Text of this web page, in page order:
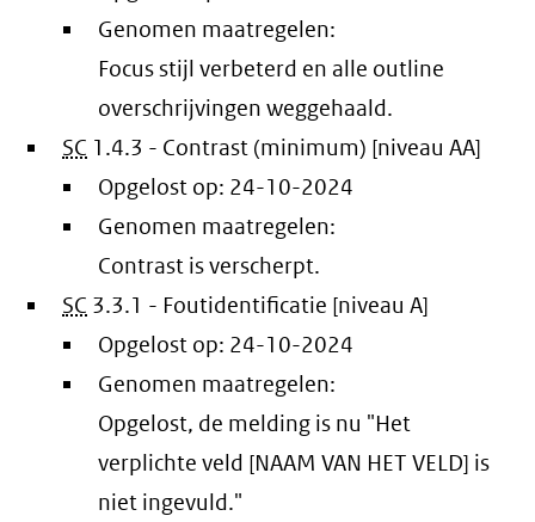
Genomen maatregelen:
Focus stijl verbeterd en alle outline
overschrijvingen weggehaald.
SC 1.4.3 - Contrast (minimum) [niveau AA]
Opgelost op: 24-10-2024
Genomen maatregelen:
Contrast is verscherpt.
SC 3.3.1 - Foutidentificatie [niveau A]
Opgelost op: 24-10-2024
Genomen maatregelen:
Opgelost, de melding is nu "Het
verplichte veld [NAAM VAN HET VELD] is
niet ingevuld."